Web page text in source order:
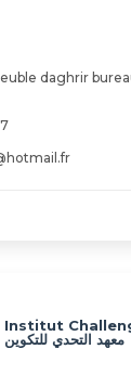
daghrir
Institut
معهد التحدي للتكوين